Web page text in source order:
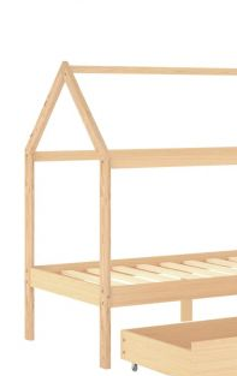
Предоставената
Добавете продукта в
количката" и при
вноски на кредита.
Предоставената
вноски на кредита.
Предоставената
Добавете продукта в
количката" и при
вноски на кредита.